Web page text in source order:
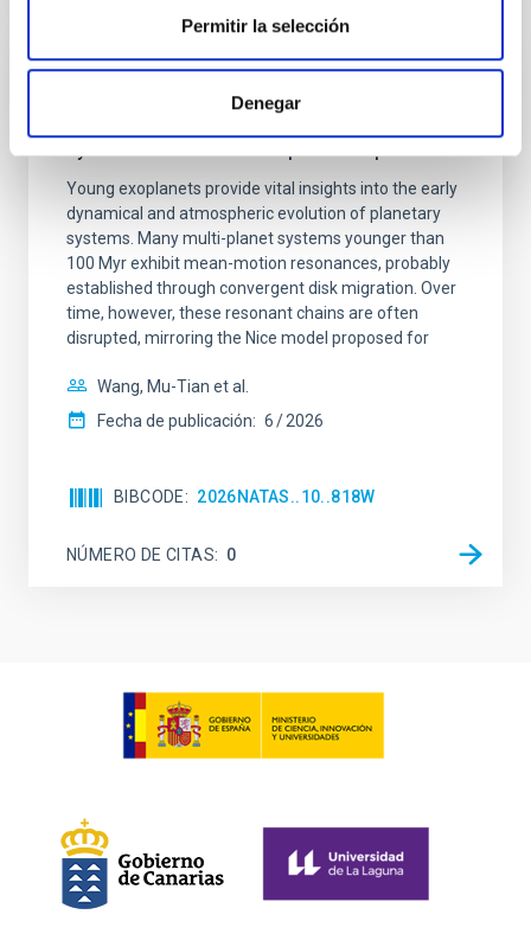
Permitir la selección
Denegar
CON ÁRBITRO
An adolescent and near-resonant planetary
system near the end of photoevaporation
Young exoplanets provide vital insights into the early
dynamical and atmospheric evolution of planetary
systems. Many multi-planet systems younger than
100 Myr exhibit mean-motion resonances, probably
established through convergent disk migration. Over
time, however, these resonant chains are often
disrupted, mirroring the Nice model proposed for
Wang, Mu-Tian et al.
Fecha de publicación: 6 2026
BIBCODE 2026NATAS..10..818W
NÚMERO DE CITAS 0